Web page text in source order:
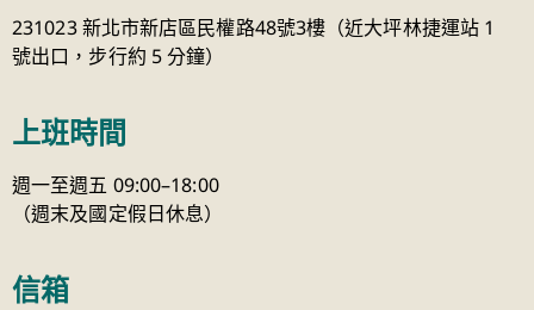
231023 新北市新店區民權路48號3樓（近大坪林捷運站 1
號出口，步行約 5 分鐘）
上班時間
週一至週五 09:00–18:00
（週末及國定假日休息）
信箱